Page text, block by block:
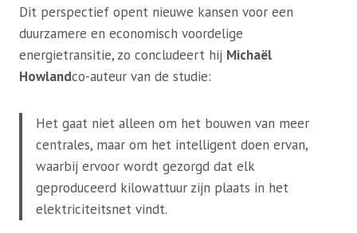
Dit perspectief opent nieuwe kansen voor een
duurzamere en economisch voordelige
energietransitie, zo concludeert hij Michaël
Howlandco-auteur van de studie:
Het gaat niet alleen om het bouwen van meer
centrales, maar om het intelligent doen ervan,
waarbij ervoor wordt gezorgd dat elk
geproduceerd kilowattuur zijn plaats in het
elektriciteitsnet vindt.